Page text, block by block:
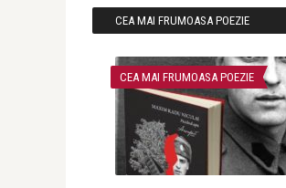
CEA MAI FRUMOASA POEZIE
CEA MAI FRUMOASA POEZIE